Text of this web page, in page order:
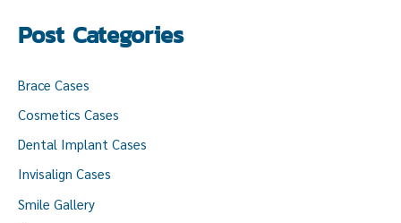
f
o
r
:
Post Categories
Brace Cases
Cosmetics Cases
Dental Implant Cases
Invisalign Cases
Smile Gallery